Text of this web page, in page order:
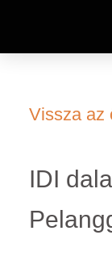
Vissza az
IDI